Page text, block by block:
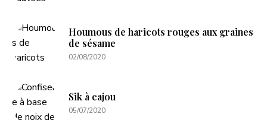
Houmous de haricots rouges aux graines
de sésame
02/08/2020
Sik à cajou
05/07/2020